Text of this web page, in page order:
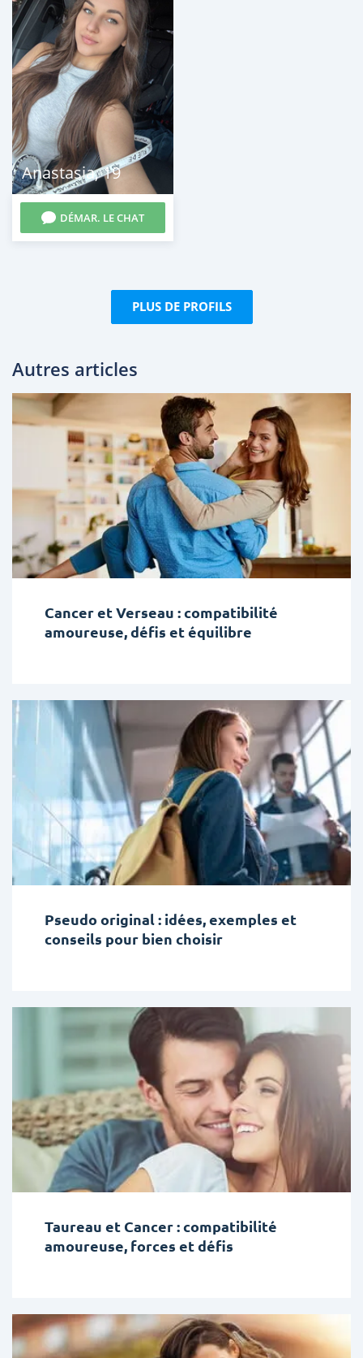
Anastasia,19
DÉMAR. LE CHAT
PLUS DE PROFILS
Autres articles
Cancer et Verseau : compatibilité
amoureuse, défis et équilibre
Pseudo original : idées, exemples et
conseils pour bien choisir
Taureau et Cancer : compatibilité
amoureuse, forces et défis